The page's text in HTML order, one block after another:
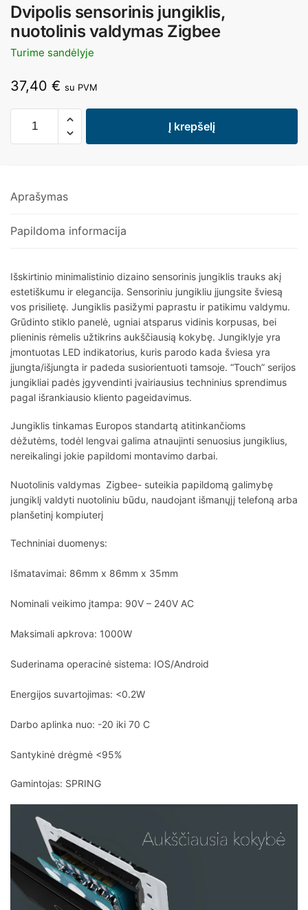
Dvipolis sensorinis jungiklis,
nuotolinis valdymas Zigbee
Turime sandėlyje
37,40 € su PVM
Į krepšelį
Aprašymas
Papildoma informacija
Išskirtinio minimalistinio dizaino sensorinis jungiklis trauks akį
estetiškumu ir elegancija. Sensoriniu jungikliu įjungsite šviesą
vos prisilietę. Jungiklis pasižymi paprastu ir patikimu valdymu.
Grūdinto stiklo panelė, ugniai atsparus vidinis korpusas, bei
plieninis rėmelis užtikrins aukščiausią kokybę. Jungiklyje yra
įmontuotas LED indikatorius, kuris parodo kada šviesa yra
įjungta/išjungta ir padeda susiorientuoti tamsoje. “Touch” serijos
jungikliai padės įgyvendinti įvairiausius techninius sprendimus
pagal išrankiausio kliento pageidavimus.
Jungiklis tinkamas Europos standartą atitinkančioms
dėžutėms, todėl lengvai galima atnaujinti senuosius jungiklius,
nereikalingi jokie papildomi montavimo darbai.
Nuotolinis valdymas Zigbee- suteikia papildomą galimybę
jungiklį valdyti nuotoliniu būdu, naudojant išmanųjį telefoną arba
planšetinį kompiuterį
Techniniai duomenys:
Išmatavimai: 86mm x 86mm x 35mm
Nominali veikimo įtampa: 90V – 240V AC
Maksimali apkrova: 1000W
Suderinama operacinė sistema: IOS/Android
Energijos suvartojimas: <0.2W
Darbo aplinka nuo: -20 iki 70 C
Santykinė drėgmė <95%
Gamintojas: SPRING